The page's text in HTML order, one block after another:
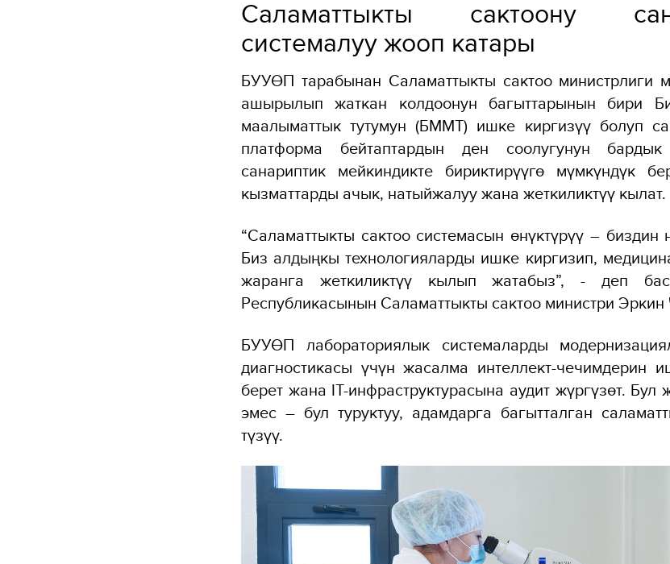
Саламаттыкты сактоону
системалуу жооп катары
БУУӨП тарабынан Саламаттыкты сактоо министрлиги
ашырылып жаткан колдоонун багыттарынын бири
маалыматтык тутумун (БММТ) ишке киргизүү болуп
платформа бейтаптардын ден соолугунун
санариптик мейкиндикте бириктирүүгө мүмкүндүк
кызматтарды ачык, натыйжалуу жана жеткиликтүү кылат.
“Саламаттыкты сактоо системасын өнүктүрүү – биздин
Биз алдыңкы технологияларды ишке киргизип,
жаранга жеткиликтүү кылып жатабыз”, - деп
Республикасынын Саламаттыкты сактоо министри
БУУӨП лабораториялык системаларды
диагностикасы үчүн жасалма интеллект-чечимдерин
берет жана IT-инфраструктурасына аудит жүргүзөт.
эмес – бул туруктуу, адамдарга багытталган
түзүү.